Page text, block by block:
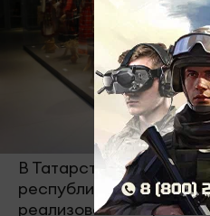
В Татарстане при
республики Рустама
реализован историко-